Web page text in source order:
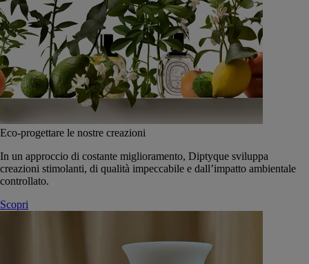
Eco-progettare le nostre creazioni
In un approccio di costante miglioramento, Diptyque sviluppa
creazioni stimolanti, di qualità impeccabile e dall’impatto ambientale
controllato.
Scopri